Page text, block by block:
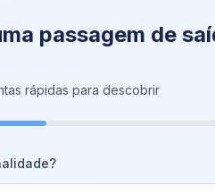
passagem de
rápidas para descobrir